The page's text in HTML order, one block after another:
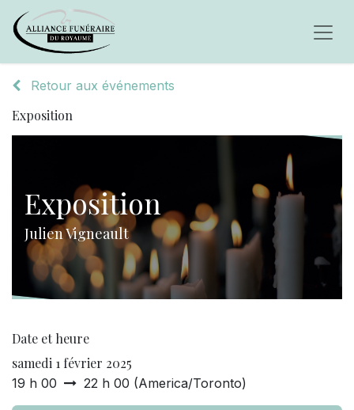
Retour aux événements
Exposition
Exposition
Julien Vigneault
Date et heure
samedi 1 février 2025
19 h 00 22 h 00 (America/Toronto)